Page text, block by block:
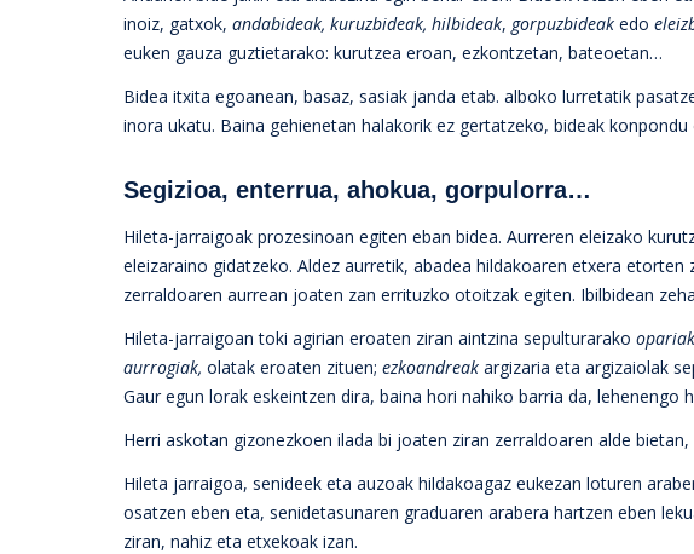
inoiz, gatxok, andabideak, kuruzbideak, hilbideak, gorpuzbideak edo
euken gauza guztietarako: kurutzea eroan, ezkontzetan, bateoetan…
Bidea itxita egoanean, basaz, sasiak janda etab. alboko lurretatik
inora ukatu. Baina gehienetan halakorik ez gertatzeko, bideak konpondu
Segizioa, enterrua, ahokua, gorpulorra…
Hileta-jarraigoak prozesinoan egiten eban bidea. Aurreren eleizako
eleizaraino gidatzeko. Aldez aurretik, abadea hildakoaren etxera
zerraldoaren aurrean joaten zan errituzko otoitzak egiten. Ibilbidean
Hileta-jarraigoan toki agirian eroaten ziran aintzina sepulturarako opariak
aurrogiak, olatak eroaten zituen; ezkoandreak argizaria eta argizaiolak
Gaur egun lorak eskeintzen dira, baina hori nahiko barria da,
Herri askotan gizonezkoen ilada bi joaten ziran zerraldoaren alde
Hileta jarraigoa, senideek eta auzoak hildakoagaz eukezan loturen
osatzen eben eta, senidetasunaren graduaren arabera hartzen eben
ziran, nahiz eta etxekoak izan.